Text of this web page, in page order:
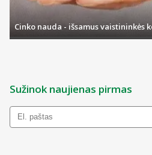
Cinko nauda - išsamus vaistininkės
Sužinok naujienas pirmas